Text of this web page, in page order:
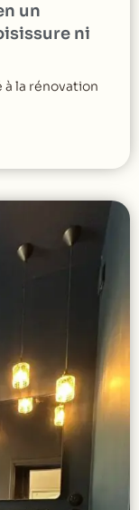
un
ni
à la rénovation